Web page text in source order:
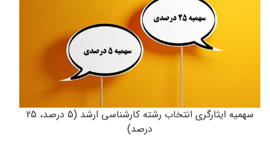
سهمیه ایثارگری انتخاب رشته کارشناسی ارشد (5 درصد، 25
درصد)